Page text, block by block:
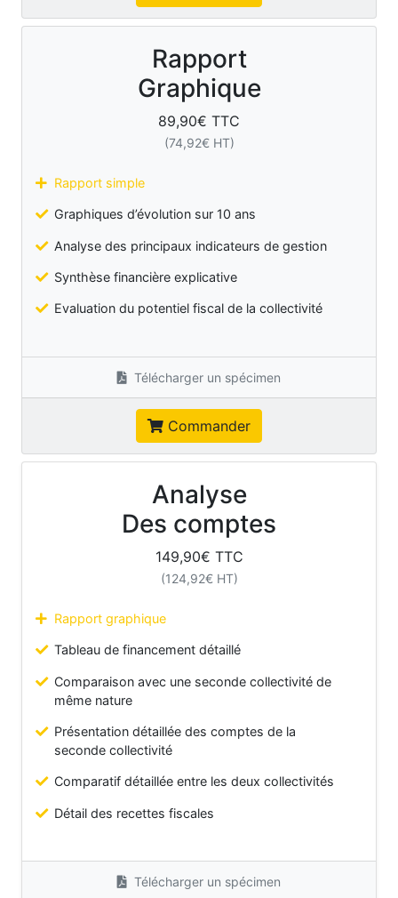
Rapport
Graphique
89,90€ TTC
(74,92€ HT)
Rapport simple
Graphiques d’évolution sur 10 ans
Analyse des principaux indicateurs de gestion
Synthèse financière explicative
Evaluation du potentiel fiscal de la collectivité
Télécharger un spécimen
Commander
Analyse
Des comptes
149,90€ TTC
(124,92€ HT)
Rapport graphique
Tableau de financement détaillé
Comparaison avec une seconde collectivité de
même nature
Présentation détaillée des comptes de la
seconde collectivité
Comparatif détaillée entre les deux collectivités
Détail des recettes fiscales
Télécharger un spécimen